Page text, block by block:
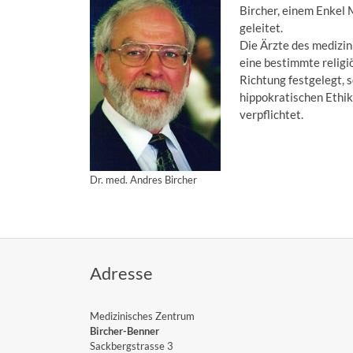
Dr. med. Andres Bircher
Bircher, einem Enkel
geleitet.
Die Ärzte des
eine bestimmte
Richtung festgelegt,
hippokratischen
verpflichtet.
Adresse
Medizinisches Zentrum
Bircher-Benner
Sackbergstrasse 3